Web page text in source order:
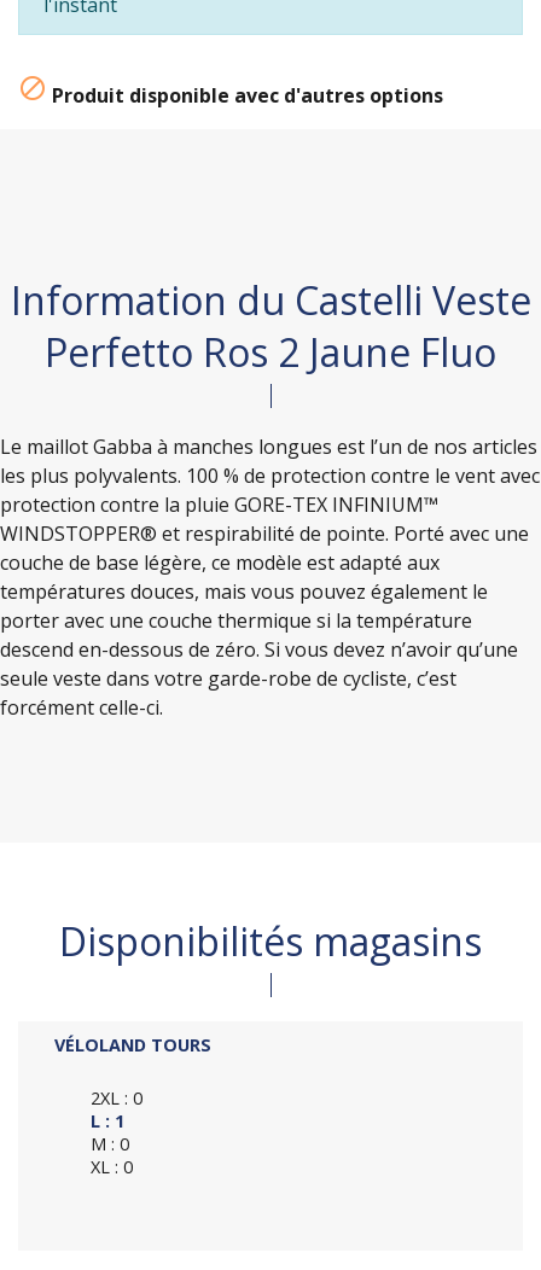
 Produit disponible avec d'autres options
Information du Castelli Veste
Perfetto Ros 2 Jaune Fluo
Le maillot Gabba à manches longues est l’un de nos articles
les plus polyvalents. 100 % de protection contre le vent avec
protection contre la pluie GORE-TEX INFINIUM™
WINDSTOPPER® et respirabilité de pointe. Porté avec une
couche de base légère, ce modèle est adapté aux
températures douces, mais vous pouvez également le
porter avec une couche thermique si la température
descend en-dessous de zéro. Si vous devez n’avoir qu’une
seule veste dans votre garde-robe de cycliste, c’est
forcément celle-ci.
Disponibilités magasins
VÉLOLAND TOURS
2XL : 0
L : 1
M : 0
XL : 0